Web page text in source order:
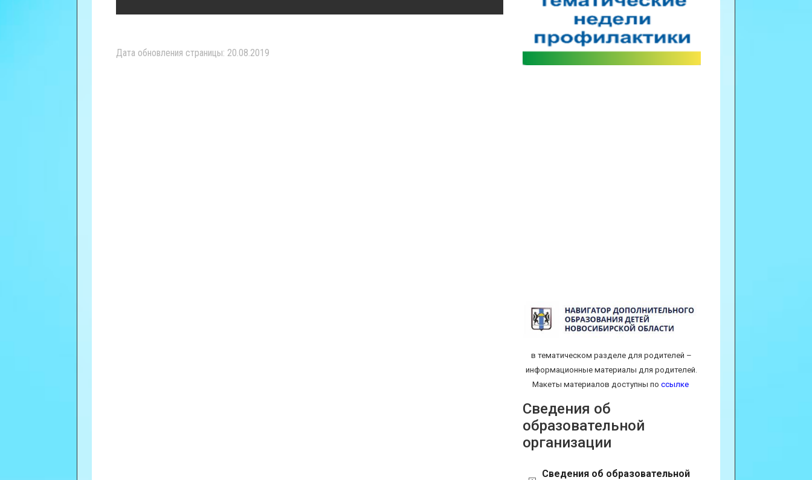
Дата обновления страницы: 20.08.2019
в тематическом разделе для родителей –
информационные материалы для родителей.
Макеты материалов доступны по ссылке
Сведения об
образовательной
организации
Сведения об образовательной